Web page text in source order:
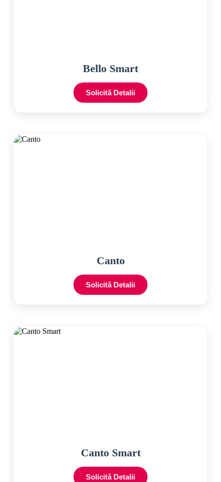
Bello Smart
Solicită Detalii
Canto
Solicită Detalii
Canto Smart
Solicită Detalii